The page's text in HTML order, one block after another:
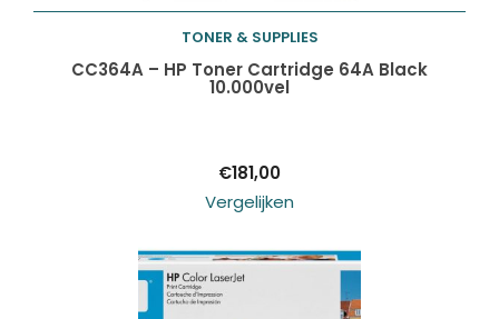
Toevoegen aan
TONER & SUPPLIES
CC364A – HP Toner Cartridge 64A Black
10.000vel
€181,00
Vergelijken